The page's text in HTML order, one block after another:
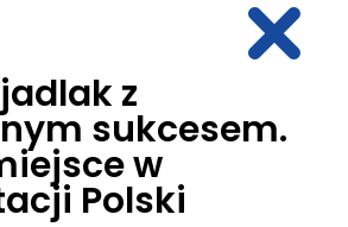
z
sukcesem.
w
Polski